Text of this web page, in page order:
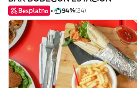
Besplatno 94%(24)